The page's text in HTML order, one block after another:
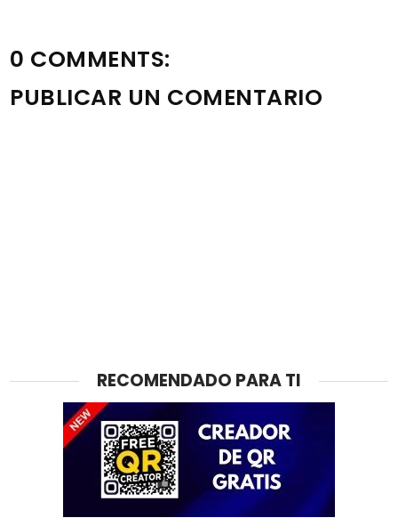
0 COMMENTS:
PUBLICAR UN COMENTARIO
RECOMENDADO PARA TI